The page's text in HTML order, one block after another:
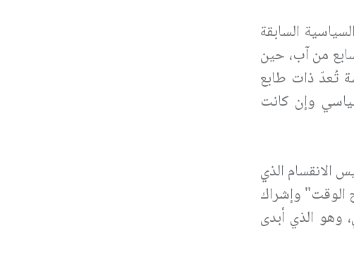
السابقة
من آب، حين
تُعدّ ذات طابع
وإن كانت
الانقسام الذي
الوقت" وإشراك
وهو الذي أبدى